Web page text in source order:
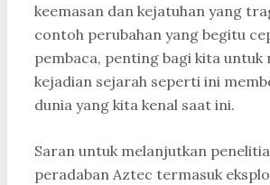
keemasan dan kejatuhan yang
contoh perubahan yang begitu
pembaca, penting bagi kita untuk
kejadian sejarah seperti ini
dunia yang kita kenal saat ini.
Saran untuk melanjutkan
peradaban Aztec termasuk